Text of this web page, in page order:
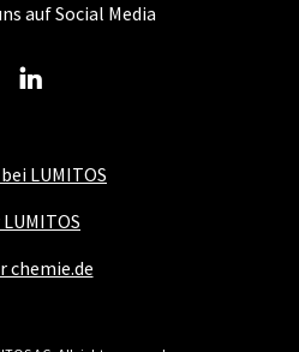
LUMITOS
chemie.de
auf Social Media